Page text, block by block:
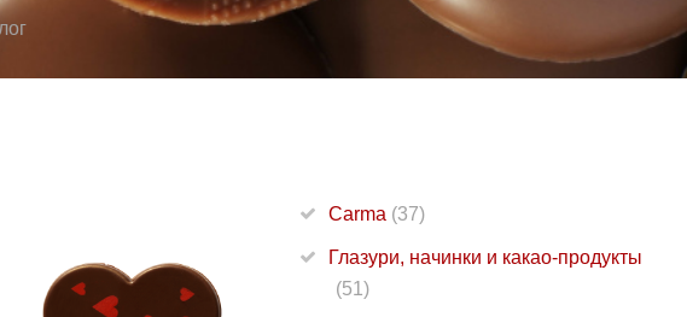
Carma (37)
Глазури, начинки и какао-продукты
(51)